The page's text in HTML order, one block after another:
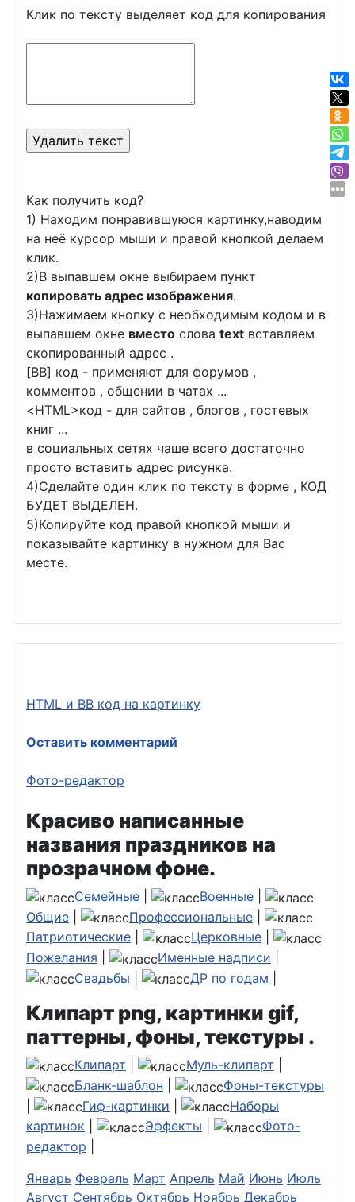
Клик по тексту выделяет код для копирования
Как получить код?
1) Находим понравившуюся картинку,наводим
на неё курсор мыши и правой кнопкой делаем
клик.
2)В выпавшем окне выбираем пункт
копировать адрес изображения.
3)Нажимаем кнопку с необходимым кодом и в
выпавшем окне вместо слова text вставляем
скопированный адрес .
[BB] код - применяют для форумов ,
комментов , общении в чатах ...
<HTML>код - для сайтов , блогов , гостевых
книг ...
в социальных сетях чаше всего достаточно
просто вставить адрес рисунка.
4)Сделайте один клик по тексту в форме , КОД
БУДЕТ ВЫДЕЛЕН.
5)Копируйте код правой кнопкой мыши и
показывайте картинку в нужном для Вас
месте.
HTML и BB код на картинку
Оставить комментарий
Фото-редактор
Красиво написанные
названия праздников на
прозрачном фоне.
Семейные Военные
Общие
Профессиональные
Патриотические
Церковные
Пожелания
Именные надписи
Свадьбы
ДР по годам
Клипарт png, картинки gif,
паттерны, фоны, текстуры .
Клипарт Муль-клипарт
Бланк-шаблон
Фоны-текстуры
Гиф-картинки
Наборы
картинок
Эффекты
Фото-
редактор
Январь Февраль Март Апрель Май Июнь Июль
Август Сентябрь Октябрь Ноябрь Декабрь